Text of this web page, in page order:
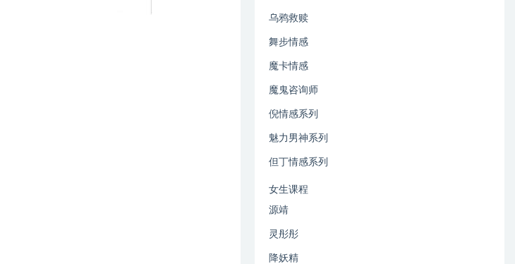
乌鸦救赎
舞步情感
魔卡情感
魔鬼咨询师
倪情感系列
魅力男神系列
但丁情感系列
女生课程
源靖
灵彤彤
降妖精